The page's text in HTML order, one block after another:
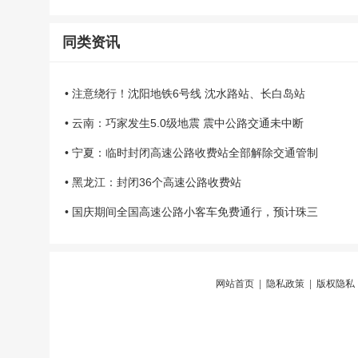
同类资讯
• 注意绕行！沈阳地铁6号线 沈水路站、长白岛站
• 云南：巧家发生5.0级地震 震中公路交通未中断
• 宁夏：临时封闭高速公路收费站全部解除交通管制
• 黑龙江：封闭36个高速公路收费站
• 国庆期间全国高速公路小客车免费通行，预计珠三
网站首页 隐私政策 版权隐私